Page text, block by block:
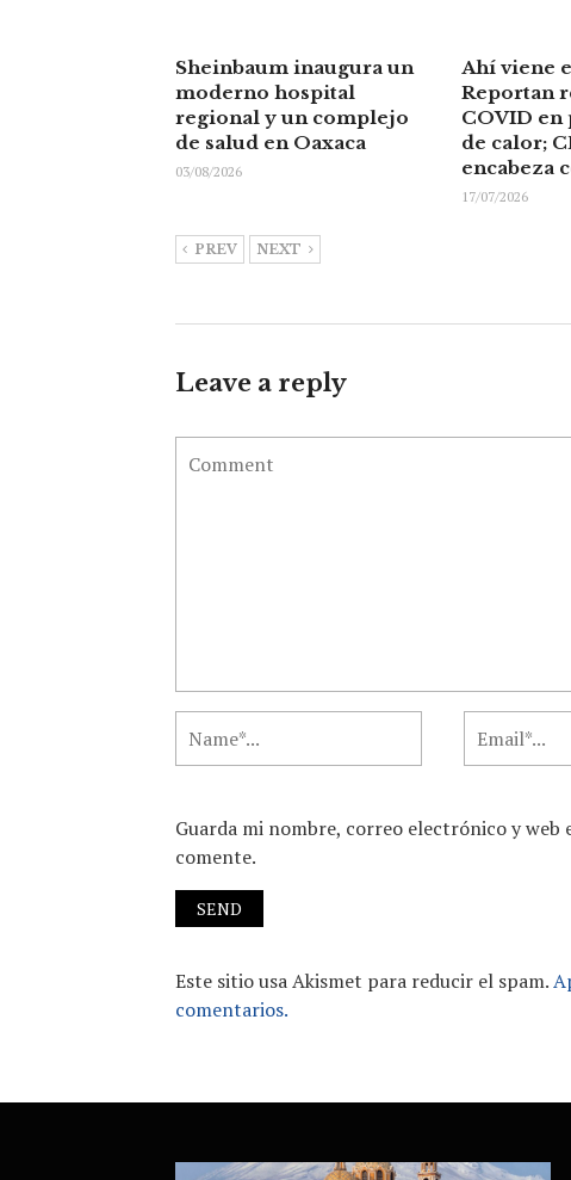
Sheinbaum inaugura un
moderno hospital
regional y un complejo
de salud en Oaxaca
03/08/2026
Ahí viene
Reportan
COVID en
de calor;
encabeza
17/07/2026
PREV NEXT
Leave a reply
Guarda mi nombre, correo electrónico y web
comente.
Este sitio usa Akismet para reducir el spam.
comentarios.